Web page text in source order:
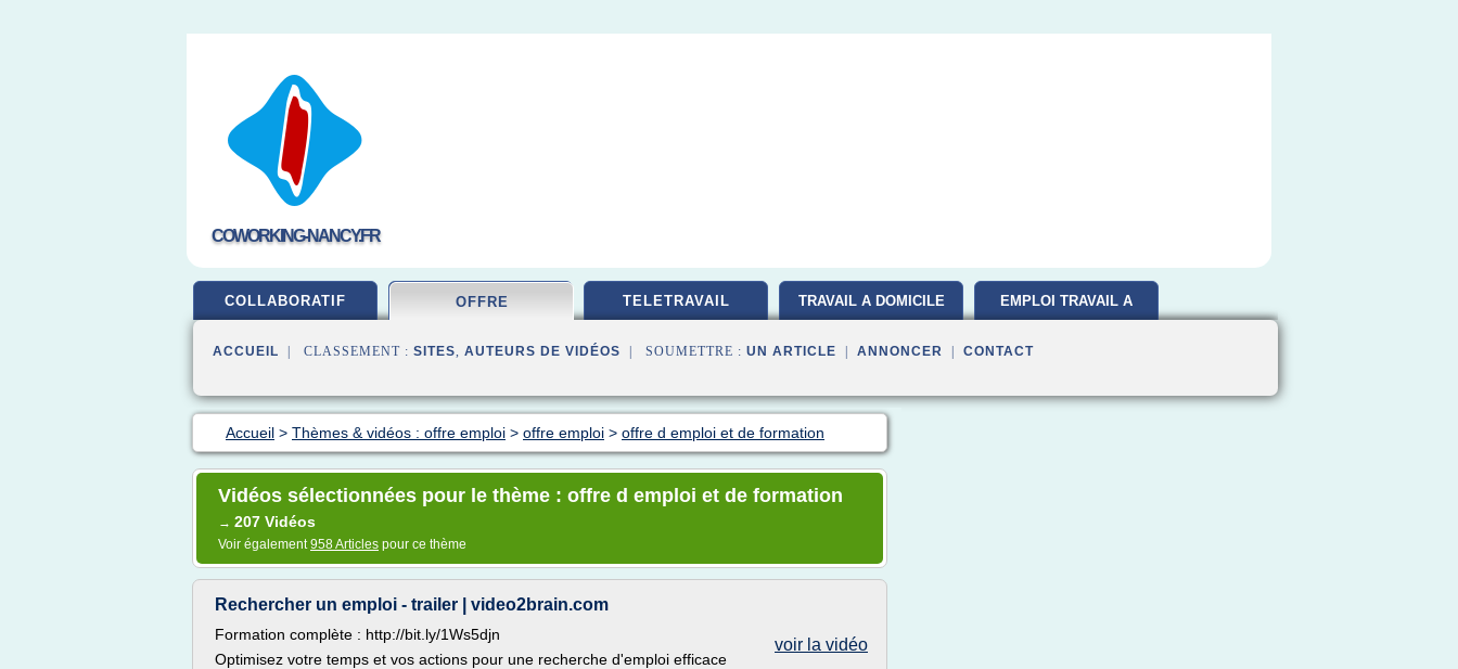
COWORKING-NANCY.FR
COLLABORATIF OFFRE TELETRAVAIL TRAVAIL A DOMICILE EMPLOI TRAVAIL A
ACCUEIL | CLASSEMENT : SITES, AUTEURS DE VIDÉOS | SOUMETTRE : UN ARTICLE ANNONCER CONTACT
Accueil > Thèmes & vidéos : offre emploi > offre emploi > offre d emploi et de formation
Vidéos sélectionnées pour le thème : offre d emploi et de formation
→ 207 Vidéos
Voir également958 Articles pour ce thème
Rechercher un emploi - trailer | video2brain.com
voir la vidéo
Formation complète : http://bit.ly/1Ws5djn
Optimisez votre temps et vos actions pour une recherche d'emploi efficace